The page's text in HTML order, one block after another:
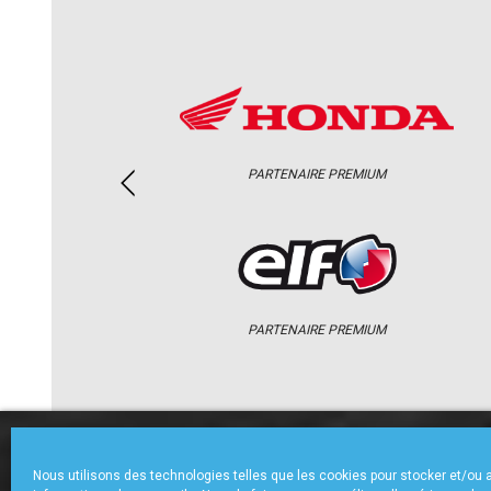
Nous utilisons des technologies telles que les cookies pour stocker et/ou
PARTENAIRE PREMIUM
PARTENAIRE PREMIUM
ACCUEIL CHAMPIONNAT